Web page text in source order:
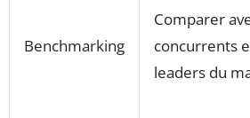
Benchmarking
Comparer
concurrents
leaders du